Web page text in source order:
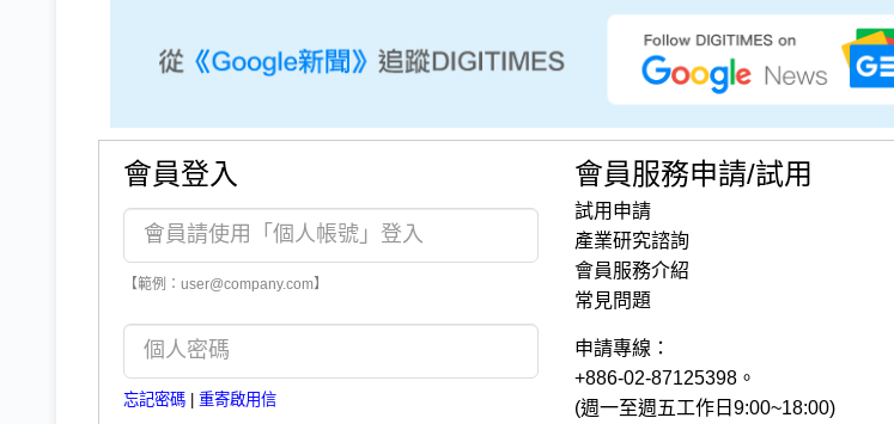
會員登入
【範例：user@company.com】
忘記密碼 重寄啟用信
會員服務申請/試用
試用申請
產業研究諮詢
會員服務介紹
常見問題
申請專線：
+886-02-87125398。
(週一至週五工作日9:00~18:00)